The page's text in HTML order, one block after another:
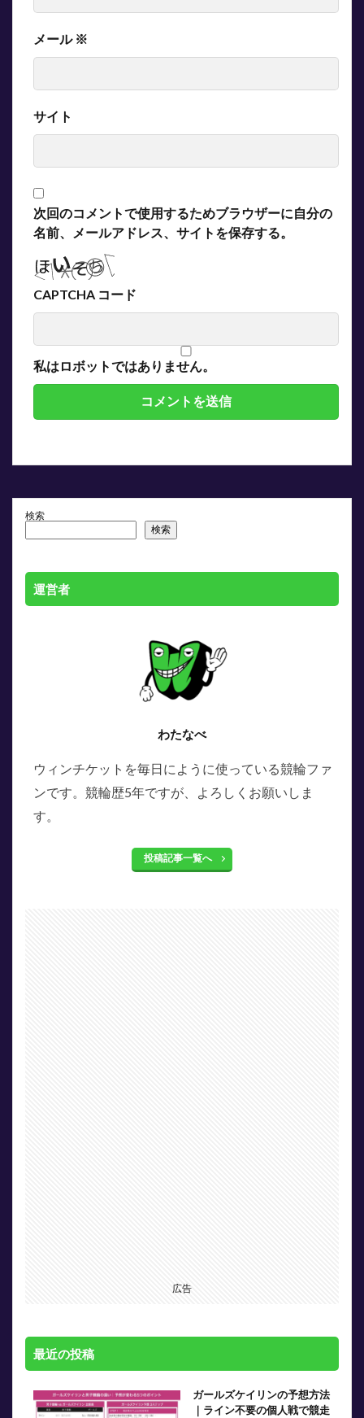
メール ※
サイト
次回のコメントで使用するためブラウザーに自分の
名前、メールアドレス、サイトを保存する。
CAPTCHA コード
私はロボットではありません。
検索
検索
運営者
わたなべ
ウィンチケットを毎日にように使っている競輪ファ
ンです。競輪歴5年ですが、よろしくお願いしま
す。
投稿記事一覧へ
広告
最近の投稿
ガールズケイリンの予想方法
｜ライン不要の個人戦で競走